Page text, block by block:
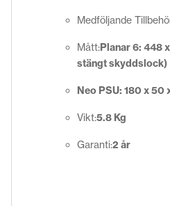
Medföljande
Mått:Planar 6: 448
stängt skyddslock)
Neo PSU: 180 x 50
Vikt:5.8 Kg
Garanti:2 år